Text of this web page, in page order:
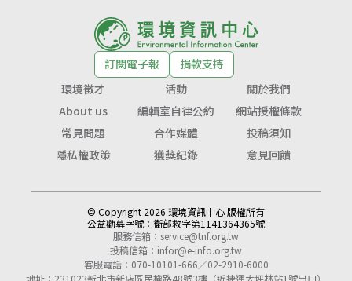
訂閱電子報
捐款支持
環境徵才
活動
關於我們
About us
編輯室自律公約
網站授權條款
常見問題
合作媒體
投稿須知
隱私權政策
獲獎紀錄 意見回饋
© Copyright 2026 環境資訊中心 版權所有
公益勸募字號： 衛部救字第1141364365號
服務信箱： service@tnf.org.tw
投稿信箱： infor@e-info.org.tw
客服電話：070-10101-666／02-2910-6000
地址：231023新北市新店區民權路48號3樓（近捷運大坪林站1號出口）